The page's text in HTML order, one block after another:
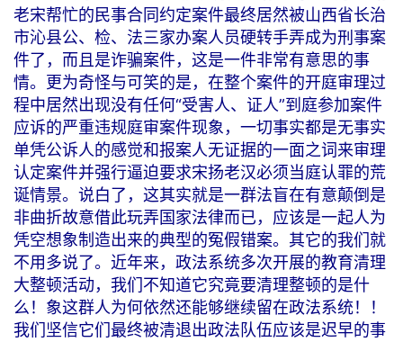
老宋帮忙的民事合同约定案件最终居然被山西省长治
市沁县公、检、法三家办案人员硬转手弄成为刑事案
件了，而且是诈骗案件，这是一件非常有意思的事
情。更为奇怪与可笑的是，在整个案件的开庭审理过
程中居然出现没有任何“受害人、证人”到庭参加案件
应诉的严重违规庭审案件现象，一切事实都是无事实
单凭公诉人的感觉和报案人无证据的一面之词来审理
认定案件并强行逼迫要求宋扬老汉必须当庭认罪的荒
诞情景。说白了，这其实就是一群法盲在有意颠倒是
非曲折故意借此玩弄国家法律而已，应该是一起人为
凭空想象制造出来的典型的冤假错案。其它的我们就
不用多说了。近年来，政法系统多次开展的教育清理
大整顿活动，我们不知道它究竟要清理整顿的是什
么！象这群人为何依然还能够继续留在政法系统！！
我们坚信它们最终被清退出政法队伍应该是迟早的事